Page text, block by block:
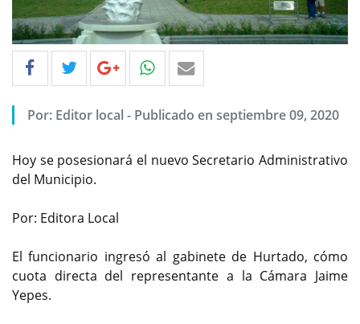
Por: Editor local - Publicado en septiembre 09, 2020
Hoy se posesionará el nuevo Secretario Administrativo
del Municipio.
Por: Editora Local
El funcionario ingresó al gabinete de Hurtado, cómo
cuota directa del representante a la Cámara Jaime
Yepes.